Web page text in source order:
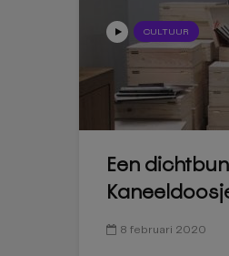
CULTUUR
Een
8 februari 2020